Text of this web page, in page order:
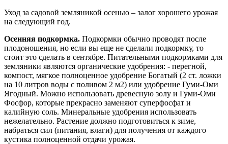
Уход за садовой земляникой осенью – залог хорошего урожая
на следующий год.
Осенняя подкормка. Подкормки обычно проводят после
плодоношения, но если вы еще не сделали подкормку, то
стоит это сделать в сентябре. Питательными подкормками для
земляники являются органические удобрения: - перегной,
компост, мягкое полноценное удобрение Богатый (2 ст. ложки
на 10 литров воды с поливом 2 м2) или удобрение Гуми-Оми
Ягодный. Можно использовать древесную золу и Гуми-Оми
Фосфор, которые прекрасно заменяют суперфосфат и
калийную соль. Минеральные удобрения использовать
нежелательно. Растение должно подготовиться к зиме,
набраться сил (питания, влаги) для получения от каждого
кустика полноценной отдачи урожая.